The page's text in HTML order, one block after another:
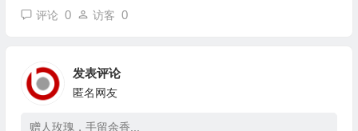
评论 0 访客 0
发表评论
匿名网友